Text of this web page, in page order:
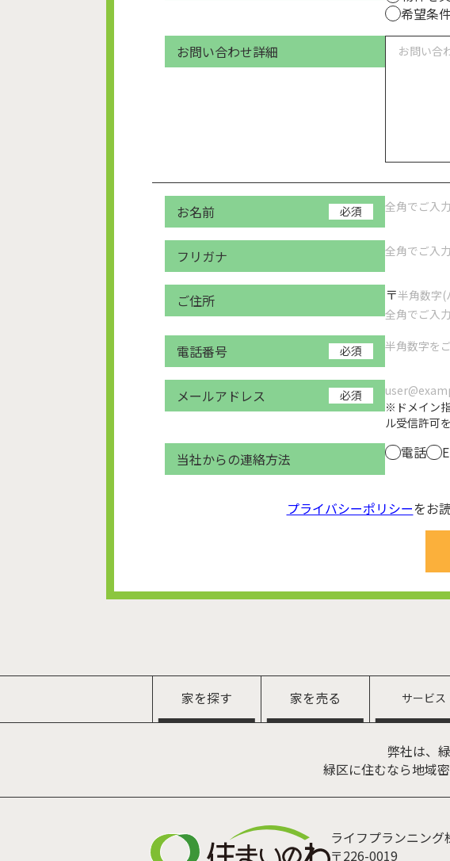
希望条
お問い合わせ詳細
お名前 必須
フリガナ
ご住所 〒
電話番号 必須
メールアドレス 必須
※ドメイン
ル受信許可
当社からの連絡方法 電話
プライバシーポリシーをお
家を探す 家を売る サービス
弊社は、
緑区に住むなら地域
ライフプランニング
〒226-0019